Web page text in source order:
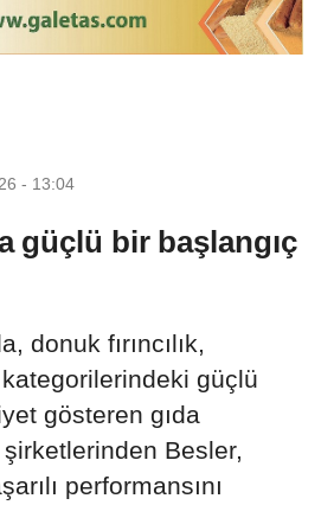
- 13:04
güçlü bir başlangıç
donuk fırıncılık,
güçlü
gösteren gıda
Besler,
performansını